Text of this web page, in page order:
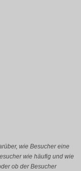
wie Besucher eine
wie häufig und wie
ob der Besucher